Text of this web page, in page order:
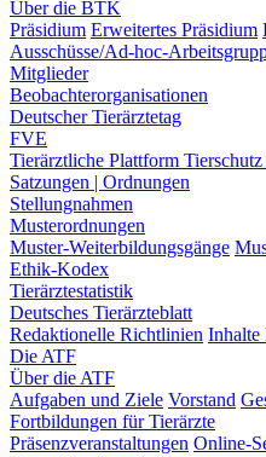
Über die BTK
Präsidium Erweitertes Präsidium
Ausschüsse/Ad-hoc-
Mitglieder
Beobachterorganisationen
Deutscher Tierärztetag
FVE
Tierärztliche Plattform
Satzungen | Ordnungen
Stellungnahmen
Musterordnungen
Muster-Weiterbildungsgänge
Ethik-Kodex
Tierärztestatistik
Deutsches Tierärzteblatt
Redaktionelle Richtlinien
Die ATF
Über die ATF
Aufgaben und Ziele Vorstand
Fortbildungen für Tierärzte
Präsenzveranstaltungen Online-